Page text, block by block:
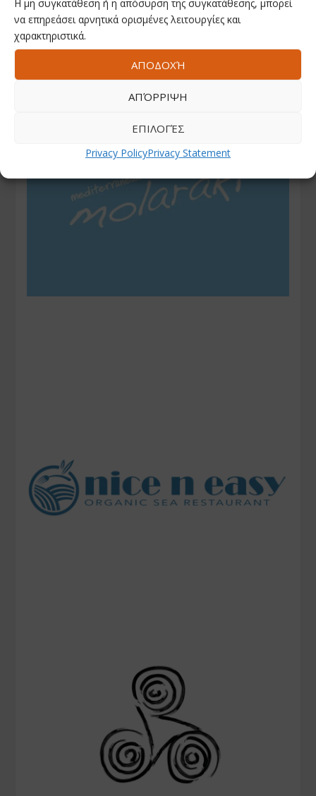
Η μη συγκατάθεση ή η απόσυρση της συγκατάθεσης, μπορεί
να επηρεάσει αρνητικά ορισμένες λειτουργίες και
χαρακτηριστικά.
ΑΠΟΔΟΧΉ
ΑΠΌΡΡΙΨΗ
ΕΠΙΛΟΓΈΣ
Privacy PolicyPrivacy Statement